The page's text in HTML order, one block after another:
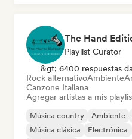
The Hand
Playlist Curator
&gt; 6400 respuestas
Rock alternativoAmbiente
Canzone Italiana
Agregar artistas a mis
Música country Ambiente
Música clásica
Electrónica